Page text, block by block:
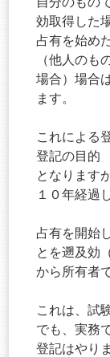
効取得した
占有を始め
（他人の
場合）場合
ます。
これによる
登記の目的
となります
１０年経過
占有を開始
とを遡及効
から所有者
これは、試
でも、実務
登記はやり